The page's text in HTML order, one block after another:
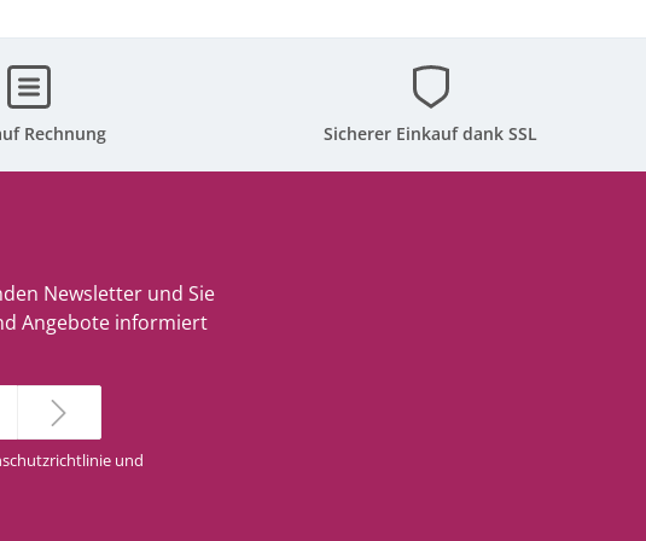
Rechnung Sicherer Einkauf dank SSL
Newsletter und Sie
Angebote informiert
und